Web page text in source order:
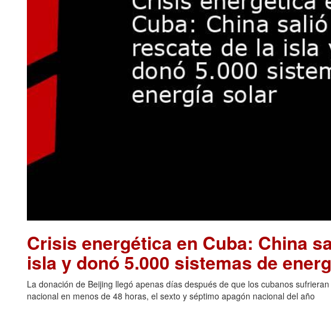
Crisis energética en Cuba: China
isla y donó 5.000 sistemas de
La donación de Beijing llegó apenas días después de que los cubanos
nacional en menos de 48 horas, el sexto y séptimo apagón nacional del año